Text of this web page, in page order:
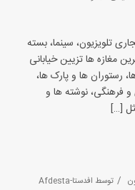
تلویزیون، سینما، بسته
مغازه ها تزیین خیابانی
رستوران ها و پارک ها،
فرهنگی، نوشته ها و
[…]
/ توسط افدستا-Afdesta